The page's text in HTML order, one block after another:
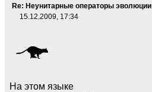
Re: Неунитарные операторы эволюции
15.12.2009, 17:34
На этом языке